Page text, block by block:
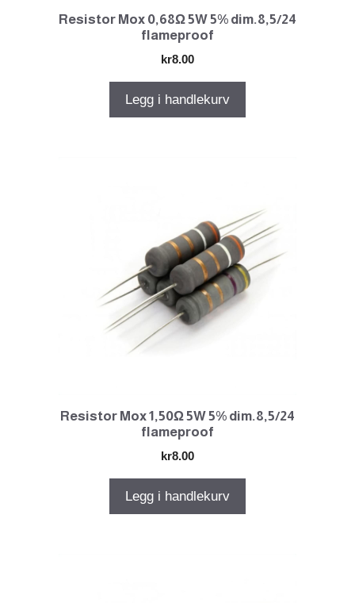
Resistor Mox 0,68Ω 5W 5% dim.8,5/24
flameproof
kr8.00
Legg i handlekurv
Resistor Mox 1,50Ω 5W 5% dim.8,5/24
flameproof
kr8.00
Legg i handlekurv